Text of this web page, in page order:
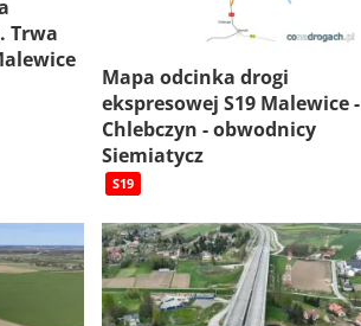
Trwa
Mapa odcinka drogi
ekspresowej S19 Malewice -
Chlebczyn - obwodnicy
Siemiatycz
S19